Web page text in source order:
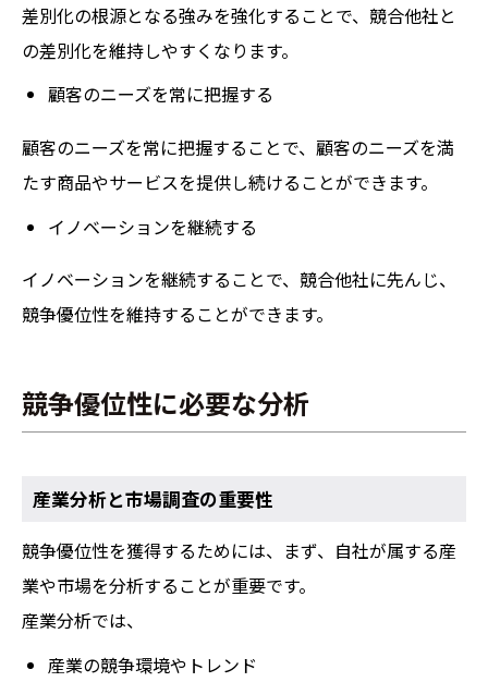
差別化の根源となる強みを強化することで、競合他社と
の差別化を維持しやすくなります。
顧客のニーズを常に把握する
顧客のニーズを常に把握することで、顧客のニーズを満
たす商品やサービスを提供し続けることができます。
イノベーションを継続する
イノベーションを継続することで、競合他社に先んじ、
競争優位性を維持することができます。
競争優位性に必要な分析
産業分析と市場調査の重要性
競争優位性を獲得するためには、まず、自社が属する産
業や市場を分析することが重要です。
産業分析では、
産業の競争環境やトレンド